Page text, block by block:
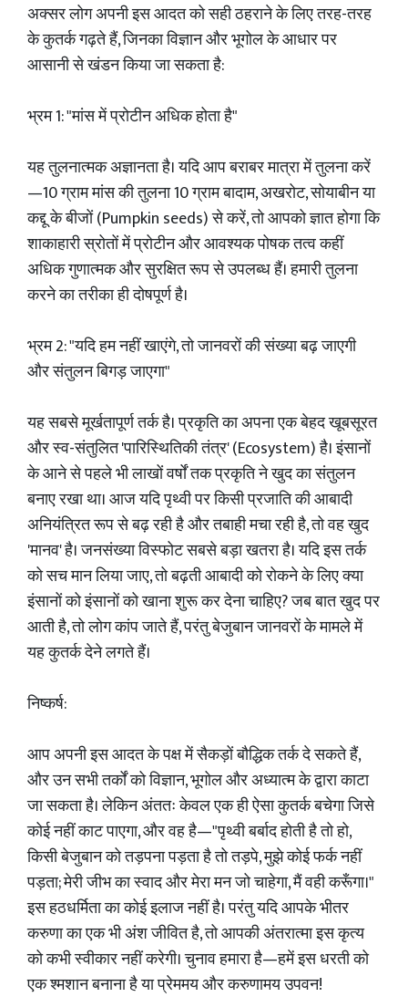
अक्सर लोग अपनी इस आदत को सही ठहराने के लिए तरह-तरह
के कुतर्क गढ़ते हैं, जिनका विज्ञान और भूगोल के आधार पर
आसानी से खंडन किया जा सकता है:
भ्रम 1: "मांस में प्रोटीन अधिक होता है"
यह तुलनात्मक अज्ञानता है। यदि आप बराबर मात्रा में तुलना करें
—10 ग्राम मांस की तुलना 10 ग्राम बादाम, अखरोट, सोयाबीन या
कद्दू के बीजों (Pumpkin seeds) से करें, तो आपको ज्ञात होगा कि
शाकाहारी स्रोतों में प्रोटीन और आवश्यक पोषक तत्व कहीं
अधिक गुणात्मक और सुरक्षित रूप से उपलब्ध हैं। हमारी तुलना
करने का तरीका ही दोषपूर्ण है।
भ्रम 2: "यदि हम नहीं खाएंगे, तो जानवरों की संख्या बढ़ जाएगी
और संतुलन बिगड़ जाएगा"
यह सबसे मूर्खतापूर्ण तर्क है। प्रकृति का अपना एक बेहद खूबसूरत
और स्व-संतुलित 'पारिस्थितिकी तंत्र' (Ecosystem) है। इंसानों
के आने से पहले भी लाखों वर्षों तक प्रकृति ने खुद का संतुलन
बनाए रखा था। आज यदि पृथ्वी पर किसी प्रजाति की आबादी
अनियंत्रित रूप से बढ़ रही है और तबाही मचा रही है, तो वह खुद
'मानव' है। जनसंख्या विस्फोट सबसे बड़ा खतरा है। यदि इस तर्क
को सच मान लिया जाए, तो बढ़ती आबादी को रोकने के लिए क्या
इंसानों को इंसानों को खाना शुरू कर देना चाहिए? जब बात खुद पर
आती है, तो लोग कांप जाते हैं, परंतु बेजुबान जानवरों के मामले में
यह कुतर्क देने लगते हैं।
निष्कर्ष:
आप अपनी इस आदत के पक्ष में सैकड़ों बौद्धिक तर्क दे सकते हैं,
और उन सभी तर्कों को विज्ञान, भूगोल और अध्यात्म के द्वारा काटा
जा सकता है। लेकिन अंततः केवल एक ही ऐसा कुतर्क बचेगा जिसे
कोई नहीं काट पाएगा, और वह है—"पृथ्वी बर्बाद होती है तो हो,
किसी बेजुबान को तड़पना पड़ता है तो तड़पे, मुझे कोई फर्क नहीं
पड़ता; मेरी जीभ का स्वाद और मेरा मन जो चाहेगा, मैं वही करूँगा।"
इस हठधर्मिता का कोई इलाज नहीं है। परंतु यदि आपके भीतर
करुणा का एक भी अंश जीवित है, तो आपकी अंतरात्मा इस कृत्य
को कभी स्वीकार नहीं करेगी। चुनाव हमारा है—हमें इस धरती को
एक श्मशान बनाना है या प्रेममय और करुणामय उपवन!